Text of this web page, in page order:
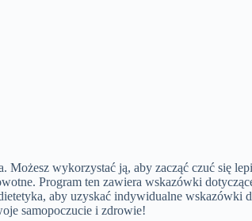
Możesz wykorzystać ją, aby zacząć czuć się
Program ten zawiera wskazówki
aby uzyskać indywidualne
samopoczucie i zdrowie!